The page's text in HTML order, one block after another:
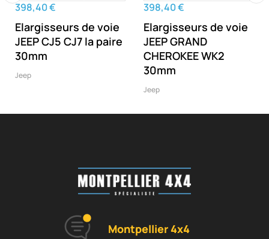
398,40 €
Elargisseurs de voie
JEEP CJ5 CJ7 la paire
30mm
Jeep
398,40 €
Elargisseurs de voie
JEEP GRAND
CHEROKEE WK2
30mm
Jeep
‹
Montpellier 4x4